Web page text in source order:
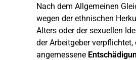
Nach dem Allgemeinen
wegen der ethnischen
Alters oder der sexuellen
der Arbeitgeber
angemessene